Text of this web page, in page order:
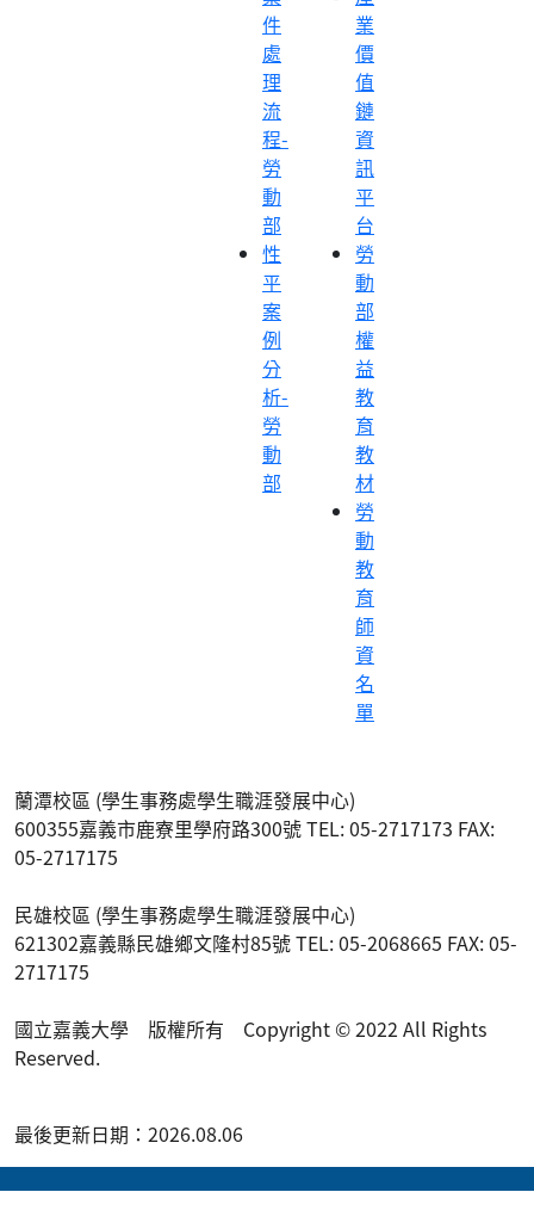
件
處
理
流
程-
勞
動
部
性
平
案
例
分
析-
勞
動
部
業
價
值
鏈
資
訊
平
台
勞
動
部
權
益
教
育
教
材
勞
動
教
育
師
資
名
單
蘭潭校區 (學生事務處學生職涯發展中心)
600355嘉義市鹿寮里學府路300號 TEL: 05-2717173 FAX:
05-2717175
民雄校區 (學生事務處學生職涯發展中心)
621302嘉義縣民雄鄉文隆村85號 TEL: 05-2068665 FAX: 05-
2717175
國立嘉義大學 版權所有 Copyright © 2022 All Rights
Reserved.
最後更新日期：2026.08.06